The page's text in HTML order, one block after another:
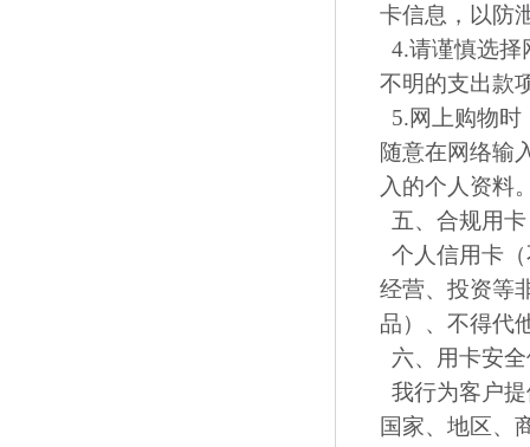
卡信息，以防
4.请谨慎选择
不明的支出款
5.网上购物
随意在网络输
入的个人资料
五、合规用卡
个人信用卡
经营、投资等
品）、不得代
六、用卡安
我行为客户
国家、地区、